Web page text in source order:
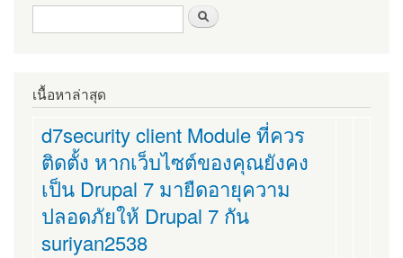
ฟอร์มค้นหา
เนื้อหาล่าสุด
d7security client Module ที่ควร
ติดตั้ง หากเว็บไซต์ของคุณยังคง
เป็น Drupal 7 มายืดอายุความ
ปลอดภัยให้ Drupal 7 กัน
suriyan2538